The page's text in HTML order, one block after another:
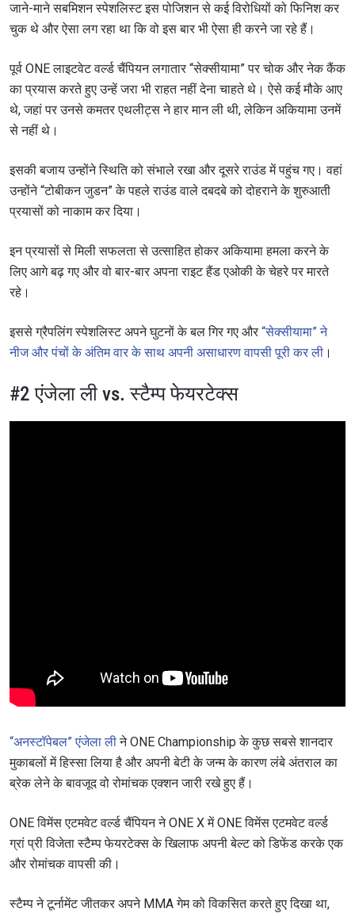
जाने-माने सबमिशन स्पेशलिस्ट इस पोजिशन से कई विरोधियों को फिनिश कर
चुक थे और ऐसा लग रहा था कि वो इस बार भी ऐसा ही करने जा रहे हैं।
पूर्व ONE लाइटवेट वर्ल्ड चैंपियन लगातार “सेक्सीयामा” पर चोक और नेक कैंक
का प्रयास करते हुए उन्हें जरा भी राहत नहीं देना चाहते थे। ऐसे कई मौके आए
थे, जहां पर उनसे कमतर एथलीट्स ने हार मान ली थी, लेकिन अकियामा उनमें
से नहीं थे।
इसकी बजाय उन्होंने स्थिति को संभाले रखा और दूसरे राउंड में पहुंच गए। वहां
उन्होंने “टोबीकन जुडन” के पहले राउंड वाले दबदबे को दोहराने के शुरुआती
प्रयासों को नाकाम कर दिया।
इन प्रयासों से मिली सफलता से उत्साहित होकर अकियामा हमला करने के
लिए आगे बढ़ गए और वो बार-बार अपना राइट हैंड एओकी के चेहरे पर मारते
रहे।
इससे ग्रैपलिंग स्पेशलिस्ट अपने घुटनों के बल गिर गए और “सेक्सीयामा” ने
नीज और पंचों के अंतिम वार के साथ अपनी असाधारण वापसी पूरी कर ली ।
#2 एंजेला ली vs. स्टैम्प फेयरटेक्स
“अनस्टॉपेबल” एंजेला लीने ONE Championship के कुछ सबसे शानदार
मुकाबलों में हिस्सा लिया है और अपनी बेटी के जन्म के कारण लंबे अंतराल का
ब्रेक लेने के बावजूद वो रोमांचक एक्शन जारी रखे हुए हैं।
ONE विमेंस एटमवेट वर्ल्ड चैंपियन ने ONE X में ONE विमेंस एटमवेट वर्ल्ड
ग्रां प्री विजेता स्टैम्प फेयरटेक्स के खिलाफ अपनी बेल्ट को डिफेंड करके एक
और रोमांचक वापसी की।
स्टैम्प ने टूर्नामेंट जीतकर अपने MMA गेम को विकसित करते हुए दिखा था,